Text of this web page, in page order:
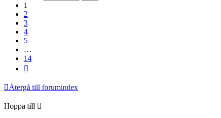
1
2
3
4
5
…
14
Återgå till forumindex
Hoppa till